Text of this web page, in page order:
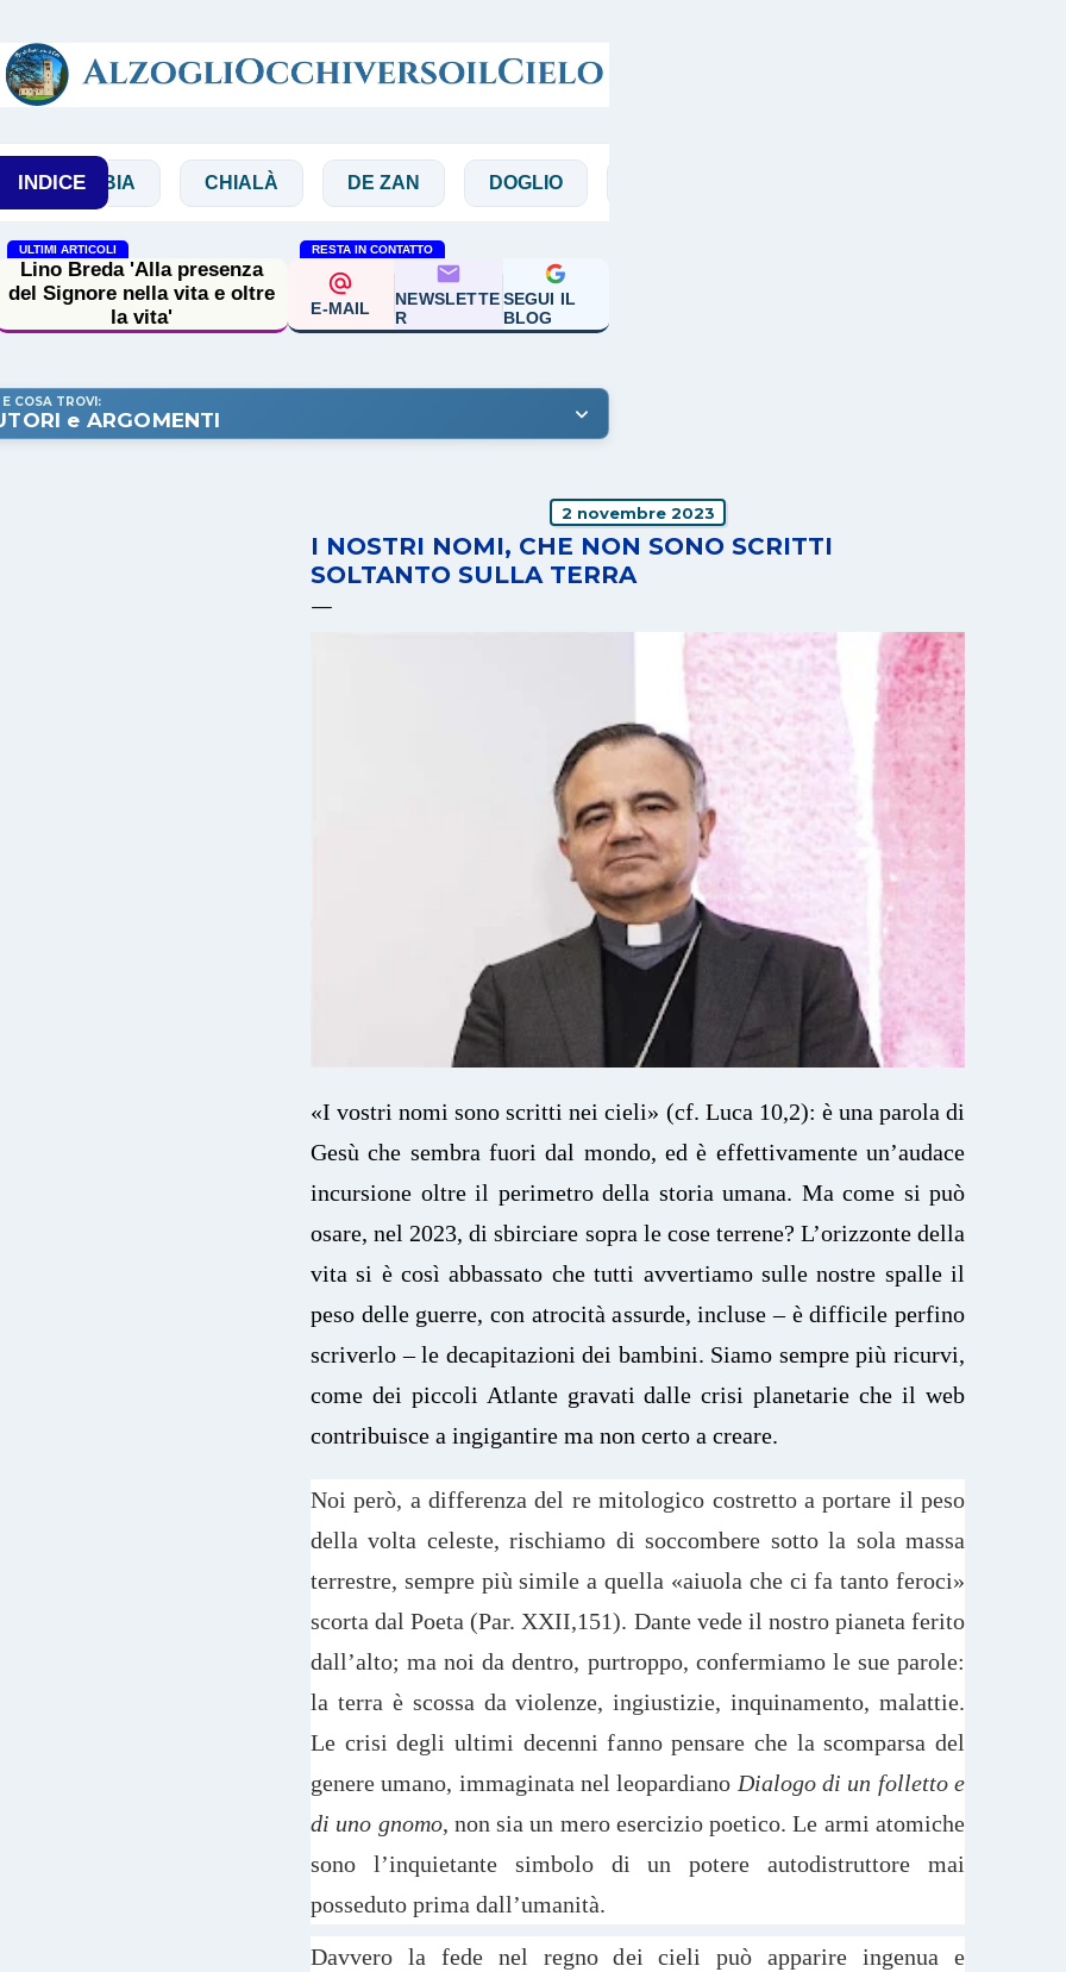
INDICE CHIALÀ DE ZAN DOGLIO MAGGI
ULTIMI ARTICOLI
Lino Breda 'Alla presenza
del Signore nella vita e oltre
la vita'
RESTA IN CONTATTO
E-MAIL
NEWSLETTE
R
SEGUI IL
BLOG
E COSA TROVI:
e ARGOMENTI
2 novembre 2023
I NOSTRI NOMI, CHE NON SONO SCRITTI
SOLTANTO SULLA TERRA
«I vostri nomi sono scritti nei cieli» (cf. Luca 10,2): è una parola di
Gesù che sembra fuori dal mondo, ed è effettivamente un’audace
incursione oltre il perimetro della storia umana. Ma come si può
osare, nel 2023, di sbirciare sopra le cose terrene? L’orizzonte della
vita si è così abbassato che tutti avvertiamo sulle nostre spalle il
peso delle guerre, con atrocità assurde, incluse – è difficile perfino
scriverlo – le decapitazioni dei bambini. Siamo sempre più ricurvi,
come dei piccoli Atlante gravati dalle crisi planetarie che il web
contribuisce a ingigantire ma non certo a creare.
Noi però, a differenza del re mitologico costretto a portare il peso
della volta celeste, rischiamo di soccombere sotto la sola massa
terrestre, sempre più simile a quella «aiuola che ci fa tanto feroci»
scorta dal Poeta (Par. XXII,151). Dante vede il nostro pianeta ferito
dall’alto; ma noi da dentro, purtroppo, confermiamo le sue parole:
la terra è scossa da violenze, ingiustizie, inquinamento, malattie.
Le crisi degli ultimi decenni fanno pensare che la scomparsa del
genere umano, immaginata nel leopardiano Dialogo di un folletto e
di uno gnomo, non sia un mero esercizio poetico. Le armi atomiche
sono l’inquietante simbolo di un potere autodistruttore mai
posseduto prima dall’umanità.
Davvero la fede nel regno dei cieli può apparire ingenua e